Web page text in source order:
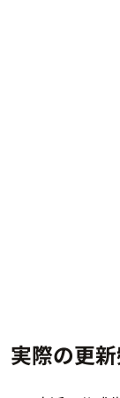
実際の更